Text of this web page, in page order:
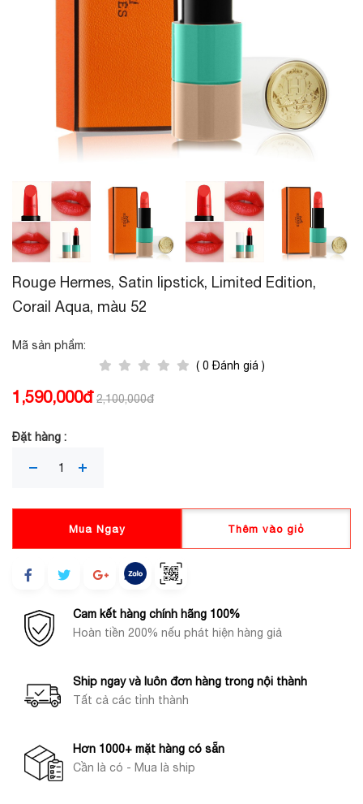
Rouge Hermes, Satin lipstick, Limited Edition,
Corail Aqua, màu 52
Mã sản phẩm:
( 0 Đánh giá )
1,590,000đ 2,100,000đ
Đặt hàng :
Mua Ngay Thêm vào giỏ
Cam kết hàng chính hãng 100%
Hoàn tiền 200% nếu phát hiện hàng giả
Ship ngay và luôn đơn hàng trong nội thành
Tất cả các tỉnh thành
Hơn 1000+ mặt hàng có sẵn
Cần là có - Mua là ship